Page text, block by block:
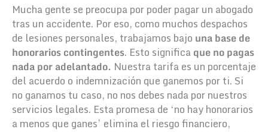
Mucha gente se preocupa por poder pagar un abogado
tras un accidente. Por eso, como muchos despachos
de lesiones personales, trabajamos bajo una base de
honorarios contingentes. Esto significaque no pagas
nada por adelantado. Nuestra tarifa es un porcentaje
del acuerdo o indemnización que ganemos por ti. Si
no ganamos tu caso, no nos debes nada por nuestros
servicios legales. Esta promesa de ‘no hay honorarios
a menos que ganes’ elimina el riesgo financiero,